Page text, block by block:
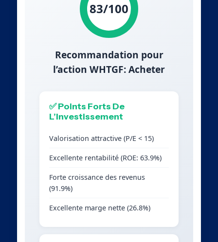
83/100
Recommandation pour
l’action WHTGF: Acheter
✅ Points Forts De
L’Investissement
Valorisation attractive (P/E < 15)
Excellente rentabilité (ROE: 63.9%)
Forte croissance des revenus
(91.9%)
Excellente marge nette (26.8%)